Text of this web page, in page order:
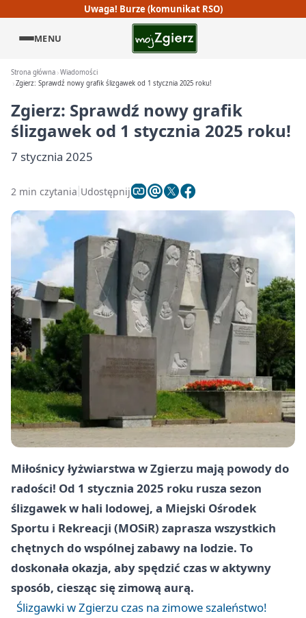
Uwaga! Burze (komunikat RSO)
MENU
Strona główna Wiadomości
Zgierz: Sprawdź nowy grafik ślizgawek od 1 stycznia 2025 roku!
Zgierz: Sprawdź nowy grafik
ślizgawek od 1 stycznia 2025 roku!
7 stycznia 2025
2 min czytania Udostępnij
Miłośnicy łyżwiarstwa w Zgierzu mają powody do
radości! Od 1 stycznia 2025 roku rusza sezon
ślizgawek w hali lodowej, a Miejski Ośrodek
Sportu i Rekreacji (MOSiR) zaprasza wszystkich
chętnych do wspólnej zabawy na lodzie. To
doskonała okazja, aby spędzić czas w aktywny
sposób, ciesząc się zimową aurą.
Ślizgawki w Zgierzu czas na zimowe szaleństwo!